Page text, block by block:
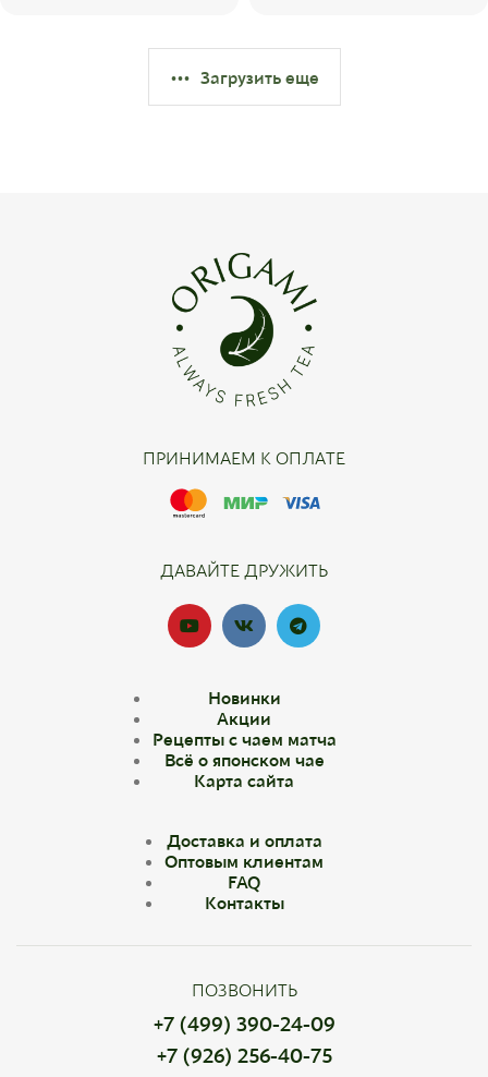
Загрузить еще
ПРИНИМАЕМ К ОПЛАТЕ
ДАВАЙТЕ ДРУЖИТЬ
Новинки
Акции
Рецепты с чаем матча
Всё о японском чае
Карта сайта
Доставка и оплата
Оптовым клиентам
FAQ
Контакты
ПОЗВОНИТЬ
+7 (499) 390-24-09
+7 (926) 256-40-75